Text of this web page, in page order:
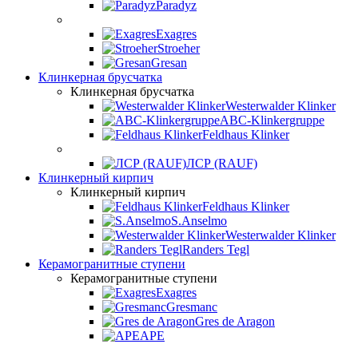
Paradyz
Exagres
Stroeher
Gresan
Клинкерная брусчатка
Клинкерная брусчатка
Westerwalder Klinker
ABC-Klinkergruppe
Feldhaus Klinker
ЛСР (RAUF)
Клинкерный кирпич
Клинкерный кирпич
Feldhaus Klinker
S.Anselmo
Westerwalder Klinker
Randers Tegl
Керамогранитные ступени
Керамогранитные ступени
Exagres
Gresmanc
Gres de Aragon
APE